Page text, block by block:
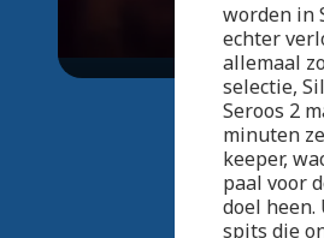
worden in
echter
allemaal
selectie,
Seroos 2
minuten
keeper,
paal voor
doel
spits die